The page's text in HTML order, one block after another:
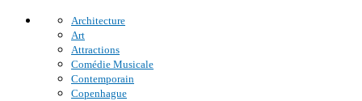
Architecture
Art
Attractions
Comédie Musicale
Contemporain
Copenhague